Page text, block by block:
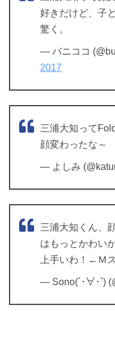
好きだけど、子
驚く。
— バニココ
2017
三浦大知って
顔変わったな～
— よしみ
三浦大知くん、
はもっとかわい
上手いわ！←Ｍ
— Sono(´･∀･`)